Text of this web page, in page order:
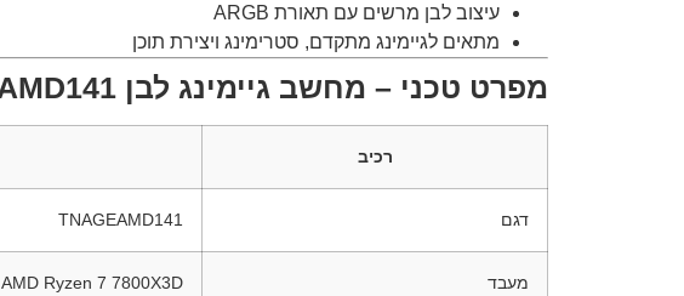
עיצוב לבן מרשים עם תאורת ARGB
מתאים לגיימינג מתקדם, סטרימינג ויצירת תוכן
מפרט טכני – מחשב גיימינג לבן TNAGEAMD141
רכיב
דגם TNAGEAMD141
מעבד AMD Ryzen 7 7800X3D